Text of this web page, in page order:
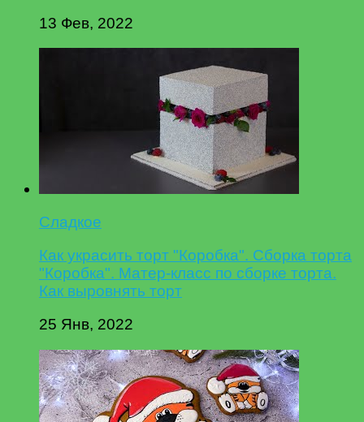
13 Фев, 2022
Сладкое
Как украсить торт "Коробка". Сборка торта
"Коробка". Матер-класс по сборке торта.
Как выровнять торт
25 Янв, 2022